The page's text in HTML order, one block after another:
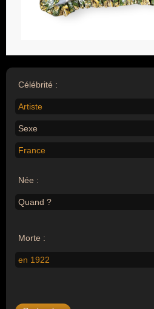
Célébrité :
Artiste
Sexe
France
Née :
Quand ?
Morte :
en 1922